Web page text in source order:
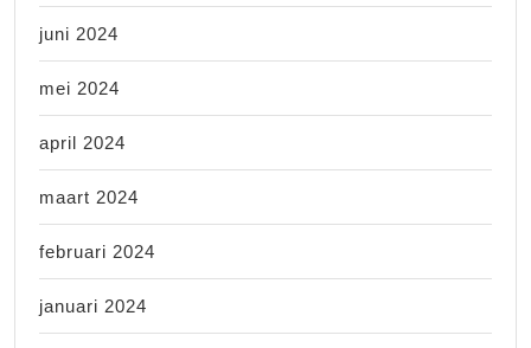
juni 2024
mei 2024
april 2024
maart 2024
februari 2024
januari 2024